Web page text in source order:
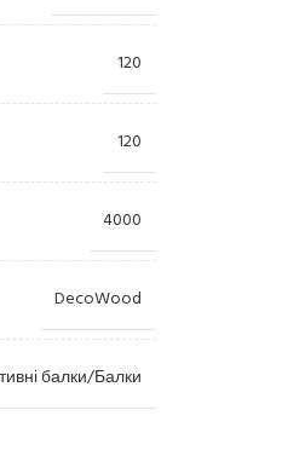
120
120
4000
DecoWood
балки/Балки